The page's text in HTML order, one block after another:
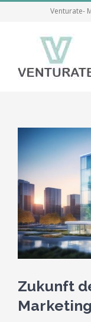
Venturate-
Larger
Image
Zukunft